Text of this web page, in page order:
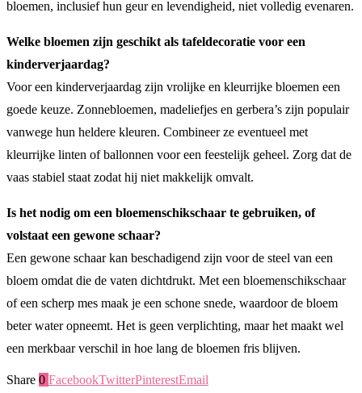
bloemen, inclusief hun geur en levendigheid, niet volledig evenaren.
Welke bloemen zijn geschikt als tafeldecoratie voor een
kinderverjaardag?
Voor een kinderverjaardag zijn vrolijke en kleurrijke bloemen een
goede keuze. Zonnebloemen, madeliefjes en gerbera’s zijn populair
vanwege hun heldere kleuren. Combineer ze eventueel met
kleurrijke linten of ballonnen voor een feestelijk geheel. Zorg dat de
vaas stabiel staat zodat hij niet makkelijk omvalt.
Is het nodig om een bloemenschikschaar te gebruiken, of
volstaat een gewone schaar?
Een gewone schaar kan beschadigend zijn voor de steel van een
bloem omdat die de vaten dichtdrukt. Met een bloemenschikschaar
of een scherp mes maak je een schone snede, waardoor de bloem
beter water opneemt. Het is geen verplichting, maar het maakt wel
een merkbaar verschil in hoe lang de bloemen fris blijven.
Share 0 FacebookTwitterPinterestEmail